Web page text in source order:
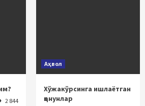
2 844
Аҳвол
Хўжакўрсинга ишлаётган
қонунлар